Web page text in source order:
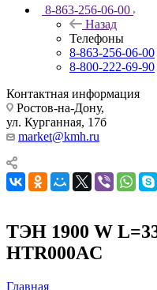
8-863-256-06-00
Назад
Телефоны
8-863-256-06-00
8-800-222-69-90
Контактная информация
Ростов-на-Дону,
ул. Курганная, 17б
market@kmh.ru
ТЭН 1900 W
HTR000AC
Главная